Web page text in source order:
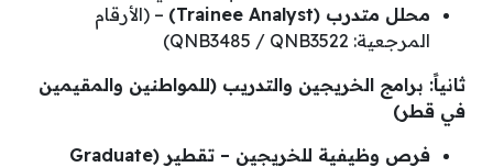
محلل متدرب (Trainee Analyst)
– (الأرقام
المرجعية: QNB3485 / QNB3522)
ثانياً: برامج الخريجين والتدريب (للمواطنين والمقيمين
في قطر)
فرص وظيفية للخريجين – تقطير (Graduate